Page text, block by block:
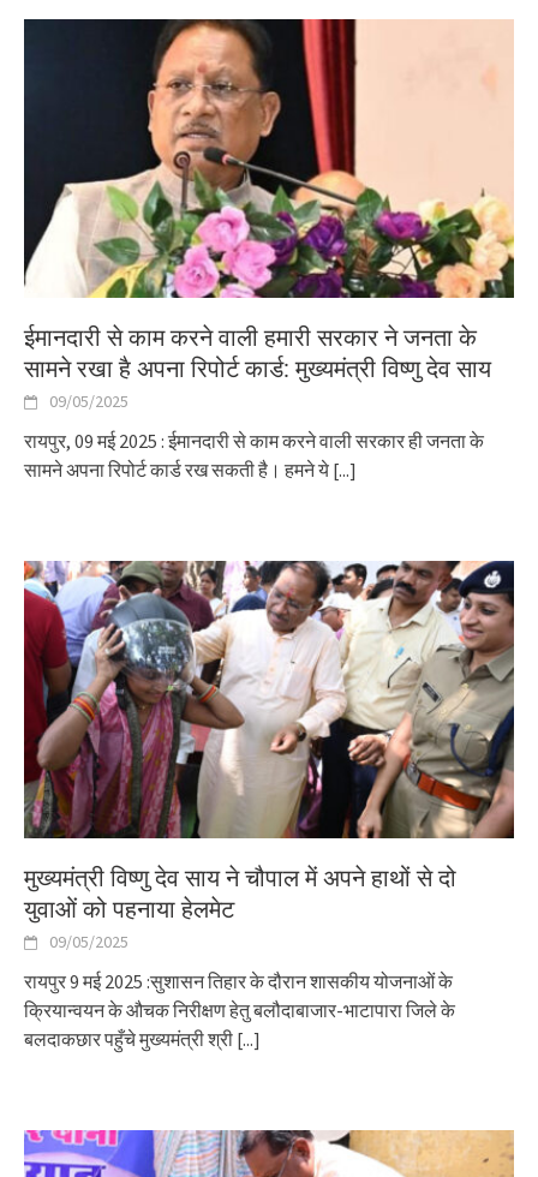
ईमानदारी से काम करने वाली हमारी सरकार ने जनता के
सामने रखा है अपना रिपोर्ट कार्ड: मुख्यमंत्री विष्णु देव साय
09/05/2025
रायपुर, 09 मई 2025 : ईमानदारी से काम करने वाली सरकार ही जनता के
सामने अपना रिपोर्ट कार्ड रख सकती है। हमने ये [...]
मुख्यमंत्री विष्णु देव साय ने चौपाल में अपने हाथों से दो
युवाओं को पहनाया हेलमेट
09/05/2025
रायपुर 9 मई 2025 :सुशासन तिहार के दौरान शासकीय योजनाओं के
क्रियान्वयन के औचक निरीक्षण हेतु बलौदाबाजार-भाटापारा जिले के
बलदाकछार पहुँचे मुख्यमंत्री श्री [...]